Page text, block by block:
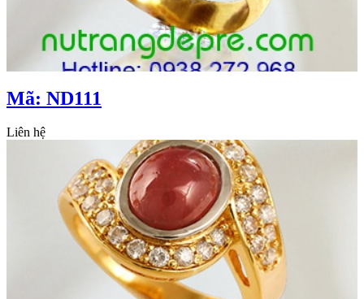
Mã: ND111
Liên hệ